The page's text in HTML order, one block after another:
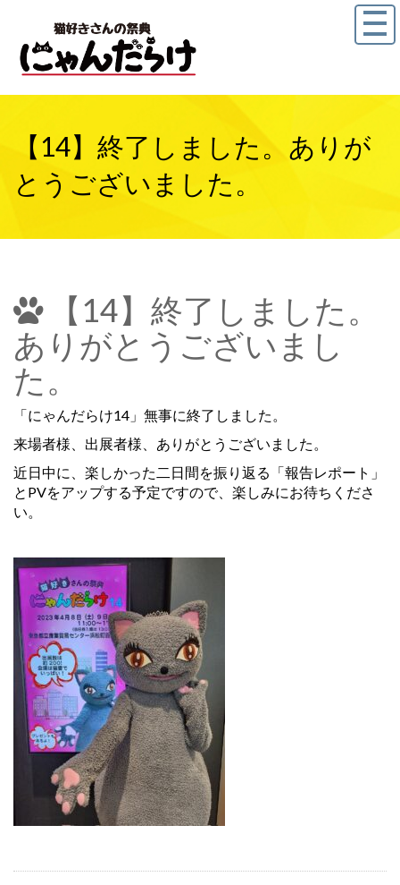
【14】終了しました。ありが
とうございました。
【14】終了しました。
ありがとうございまし
た。
「にゃんだらけ14」無事に終了しました。
来場者様、出展者様、ありがとうございました。
近日中に、楽しかった二日間を振り返る「報告レポート」
とPVをアップする予定ですので、楽しみにお待ちくださ
い。